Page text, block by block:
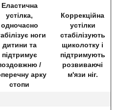
Еластична
устілка,
одночасно
ноги
дитини та
підтримує
/
арку
стопи
Коррекційна
устілки
стабілізують
щиколотку і
підтримують
розвиваючі
м'язи ніг.